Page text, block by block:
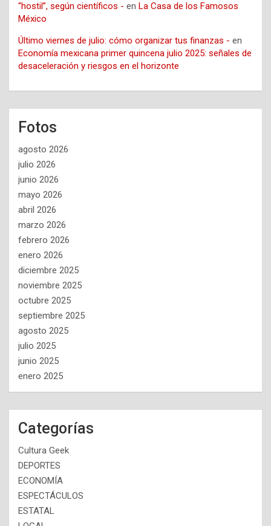
“hostil”, según científicos - en La Casa de los Famosos
México
Último viernes de julio: cómo organizar tus finanzas - en
Economía mexicana primer quincena julio 2025: señales de
desaceleración y riesgos en el horizonte
Fotos
agosto 2026
julio 2026
junio 2026
mayo 2026
abril 2026
marzo 2026
febrero 2026
enero 2026
diciembre 2025
noviembre 2025
octubre 2025
septiembre 2025
agosto 2025
julio 2025
junio 2025
enero 2025
Categorías
Cultura Geek
DEPORTES
ECONOMÍA
ESPECTÁCULOS
ESTATAL